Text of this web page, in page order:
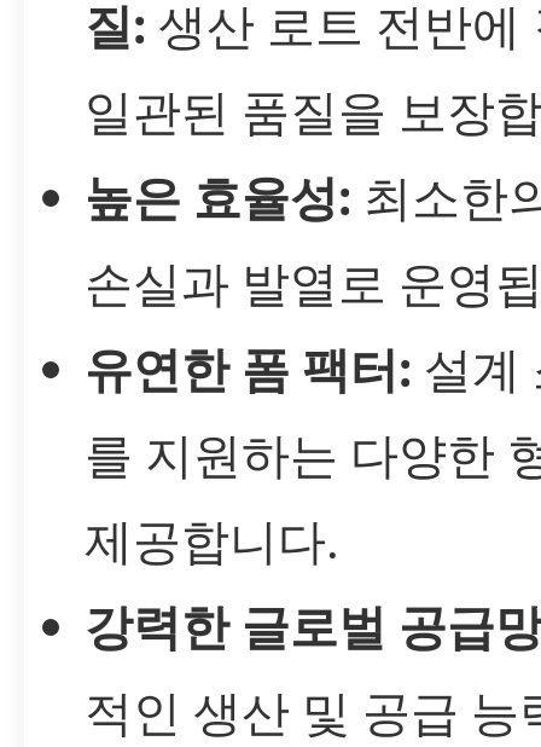
질: 생산 로트 전반에
일관된 품질을 보장
높은 효율성: 최소한
손실과 발열로 운영
유연한 폼 팩터: 설계
를 지원하는 다양한
제공합니다.
강력한 글로벌 공급
적인 생산 및 공급 능